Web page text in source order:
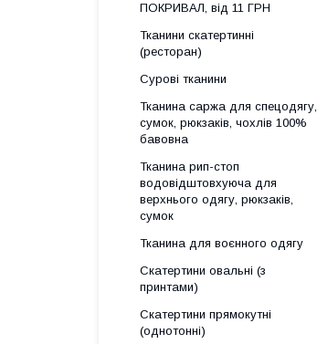
ПОКРИВАЛ, від 11 ГРН
Тканини скатертинні
(ресторан)
Сурові тканини
Тканина саржа для спецодягу,
сумок, рюкзаків, чохлів 100%
бавовна
Тканина рип-стоп
водовідштовхуюча для
верхнього одягу, рюкзаків,
сумок
Тканина для воєнного одягу
Скатертини овальні (з
принтами)
Скатертини прямокутні
(однотонні)